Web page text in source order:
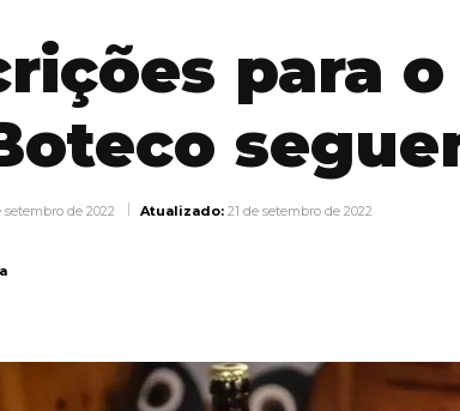
para
setembro de 2022 Atualizado: 21 de setembro de 2022